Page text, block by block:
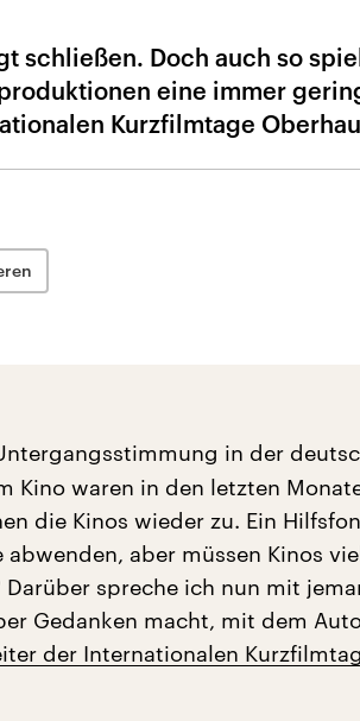
schließen. Doch auch so
eine immer
Kurzfilmtage
in der
Kino waren in den letzten
die Kinos wieder zu. Ein
aber müssen Kinos
spreche ich nun mit
Gedanken macht, mit dem
der Internationalen